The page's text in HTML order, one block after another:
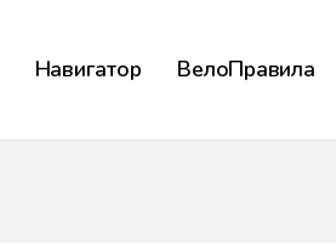
Навигатор ВелоПравила